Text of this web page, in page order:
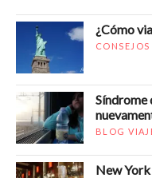
¿Cómo
Síndrome
BLOG
New